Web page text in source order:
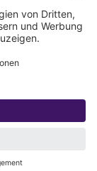
anmelden
31, 85101 Lenting,